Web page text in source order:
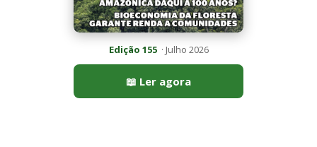
Edição 155· Julho 2026
📖 Ler agora